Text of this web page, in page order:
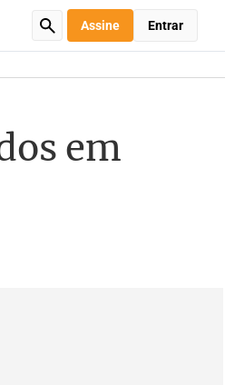
Assine Entrar
em